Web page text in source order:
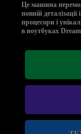
Це машина
повній
процесори і
в ноутбуках